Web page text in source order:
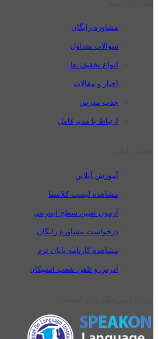
مشاوره رایگان
سوالات متداول
انواع تخفیف ها
اخبار و مقالات
جذب مدرس
ارتباط با مدیرعامل
آموزش آنلاین
مشاهده لیست کلاسها
آزمون تعیین سطح اینترنتی
درخواست مشاوره رایگان
مشاهده کارنامه پایان ترم
آدرس و تلفن شعب اسپیکان